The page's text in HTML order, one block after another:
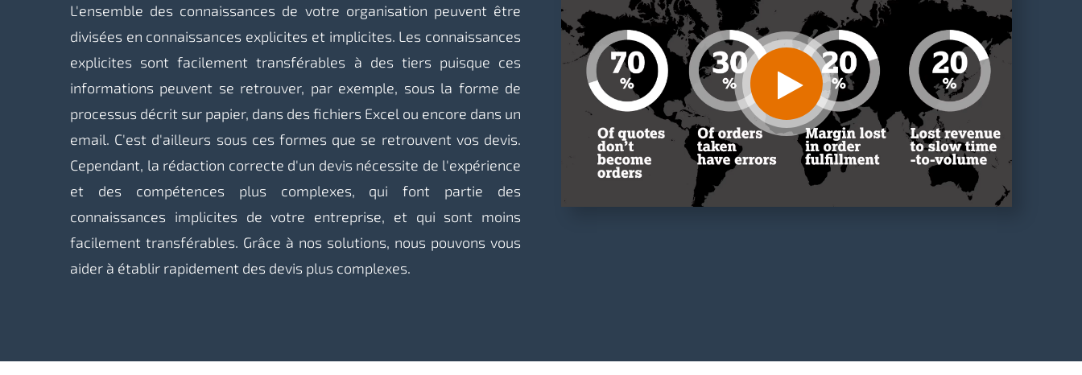
L'ensemble des connaissances de votre organisation peuvent être
divisées en connaissances explicites et implicites. Les connaissances
explicites sont facilement transférables à des tiers puisque ces
informations peuvent se retrouver, par exemple, sous la forme de
processus décrit sur papier, dans des fichiers Excel ou encore dans un
email. C'est d'ailleurs sous ces formes que se retrouvent vos devis.
Cependant, la rédaction correcte d'un devis nécessite de l'expérience
et des compétences plus complexes, qui font partie des
connaissances implicites de votre entreprise, et qui sont moins
facilement transférables. Grâce à nos solutions, nous pouvons vous
aider à établir rapidement des devis plus complexes.